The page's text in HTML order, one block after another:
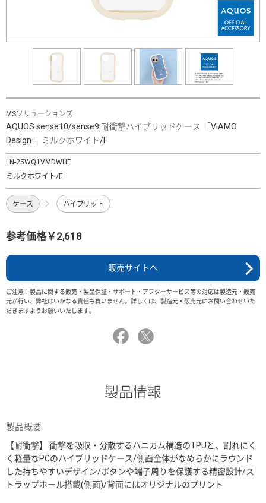
MSソリューションズ
AQUOS sense10/sense9 耐衝撃ハイブリッドケース 「ViAMO
Design」 ミルクホワイト/F
LN-25WQ1VMDWHF
ミルクホワイト/F
ケース ハイブリット
参考価格￥2,618
販売サイトへ
ご注意：製品に関する販売・製品保証・サポート・アフターサービス等の対応は製造元・販売
元が行い、弊社はいかなる責任も負いません。詳しくは、製造元・販売元にお問い合わせいた
だきますようお願いいたします。
製品情報
製品概要
【耐衝撃】 衝撃を吸収・分散するハニカム構造のTPUと、割れにく
く軽量なPCのハイブリッドケース/側面全体がなめらかにラウンド
した持ちやすいデザイン/ボタンや端子周りを保護する精密設計/ス
トラップホール搭載(側面)/背面にはオリジナルのプリント